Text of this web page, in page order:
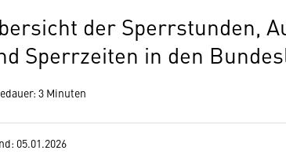
der Sperrstunden,
Sperrzeiten in den
3 Minuten
05.01.2026